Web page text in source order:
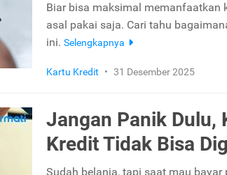
Biar bisa maksimal memanfaatkan
asal pakai saja. Cari tahu
ini. Selengkapnya
Kartu Kredit • 31 Desember 2025
Jangan Panik Dulu,
Kredit Tidak Bisa
Sudah belanja, tapi saat mau